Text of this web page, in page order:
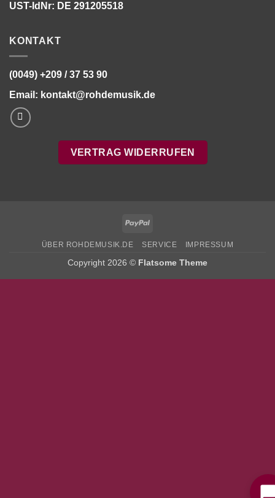
UST-IdNr: DE 291205518
KONTAKT
(0049) +209 / 37 53 90
Email: kontakt@rohdemusik.de
VERTRAG WIDERRUFEN
PayPal
ÜBER ROHDEMUSIK.DE SERVICE IMPRESSUM
Copyright 2026 © Flatsome Theme